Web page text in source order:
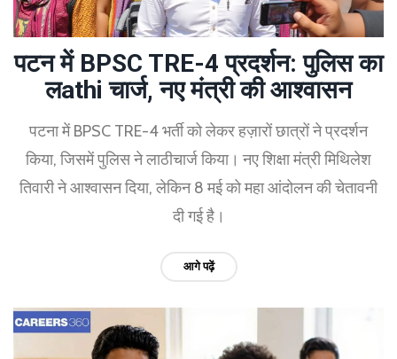
पटन में BPSC TRE-4 प्रदर्शन: पुलिस का
लathi चार्ज, नए मंत्री की आश्वासन
पटना में BPSC TRE-4 भर्ती को लेकर हज़ारों छात्रों ने प्रदर्शन
किया, जिसमें पुलिस ने लाठीचार्ज किया। नए शिक्षा मंत्री मिथिलेश
तिवारी ने आश्वासन दिया, लेकिन 8 मई को महा आंदोलन की चेतावनी
दी गई है।
आगे पढ़ें